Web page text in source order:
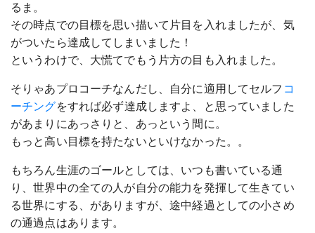
るま。
その時点での目標を思い描いて片目を入れましたが、気
がついたら達成してしまいました！
というわけで、大慌てでもう片方の目も入れました。
そりゃあプロコーチなんだし、自分に適用してセルフ コ
ーチングをすれば必ず達成しますよ、と思っていました
があまりにあっさりと、あっという間に。
もっと高い目標を持たないといけなかった。。
もちろん生涯のゴールとしては、いつも書いている通
り、世界中の全ての人が自分の能力を発揮して生きてい
る世界にする、がありますが、途中経過としての小さめ
の通過点はあります。